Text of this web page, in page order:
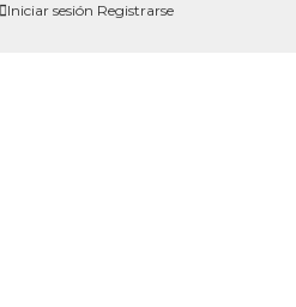
Iniciar sesión Registrarse